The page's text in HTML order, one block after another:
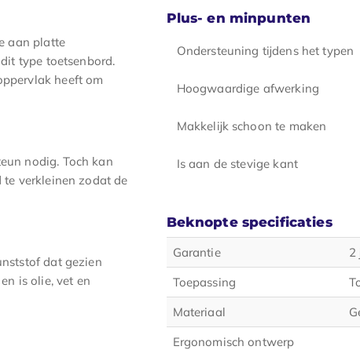
aan platte
type toetsenbord.
heeft om
nodig. Toch kan
verkleinen zodat de
dat gezien
is olie, vet en
Plus- en minpunten
Ondersteuning tijdens het typen
Hoogwaardige afwerking
Makkelijk schoon te maken
Is aan de stevige kant
Beknopte specificaties
Garantie
2
Toepassing
Materiaal
Ergonomisch ontwerp